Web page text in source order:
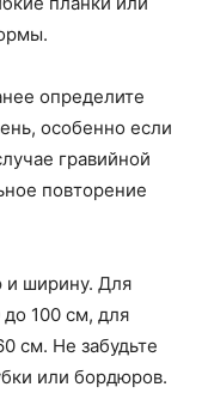
определите
особенно если
гравийной
повторение
и ширину. Для
100 см, для
см. Не забудьте
или бордюров.